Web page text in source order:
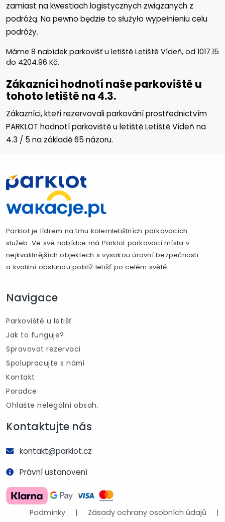
zamiast na kwestiach logistycznych związanych z
podróżą. Na pewno będzie to służyło wypełnieniu celu
podróży.
Máme 8 nabídek parkovišť u letiště Letiště Vídeň, od 1017.15
do 4204.96 Kč.
Zákazníci hodnotí naše parkoviště u
tohoto letiště na 4.3.
Zákazníci, kteří rezervovali parkování prostřednictvím
PARKLOT hodnotí parkoviště u letiště Letiště Vídeň na
4.3 / 5 na základě65 názoru.
Parklot je lídrem na trhu kolemletištních parkovacích
služeb. Ve své nabídce má Parklot parkovací místa v
nejkvalitnějších objektech s vysokou úrovní bezpečnosti
a kvalitní obsluhou poblíž letišť po celém světě.
Navigace
Parkoviště u letišť
Jak to funguje?
Spravovat rezervaci
Spolupracujte s námi
Kontakt
Poradce
Ohlašte nelegální obsah.
Kontaktujte nás
kontakt@parklot.cz
Právní ustanovení
Podmínky | Zásady ochrany osobních údajů |